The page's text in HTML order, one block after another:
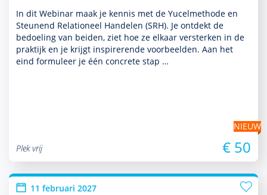
In dit Webinar maak je kennis met de Yucelmethode en
Steunend Relationeel Han­delen (SRH). Je ontdekt de
bedoeling van beiden, ziet hoe ze elkaar versterken in de
prak­tijk en je krijgt inspirerende voor­beelden. Aan het
eind formuleer je één concrete stap …
NIEUW
Plek vrij
€ 50
11 februari 2027